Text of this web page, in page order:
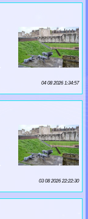
04 08 2026 1:34:57
03 08 2026 22:22:30